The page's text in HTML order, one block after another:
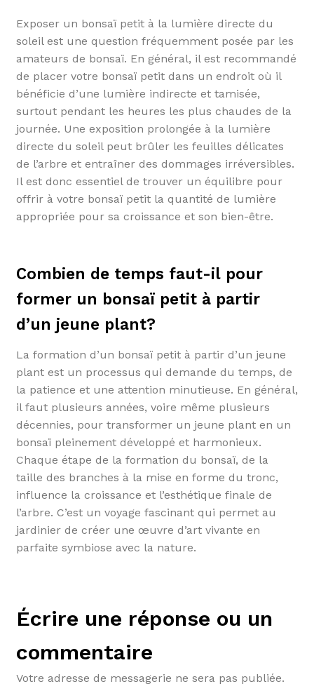
Exposer un bonsaï petit à la lumière directe du
soleil est une question fréquemment posée par les
amateurs de bonsaï. En général, il est recommandé
de placer votre bonsaï petit dans un endroit où il
bénéficie d’une lumière indirecte et tamisée,
surtout pendant les heures les plus chaudes de la
journée. Une exposition prolongée à la lumière
directe du soleil peut brûler les feuilles délicates
de l’arbre et entraîner des dommages irréversibles.
Il est donc essentiel de trouver un équilibre pour
offrir à votre bonsaï petit la quantité de lumière
appropriée pour sa croissance et son bien-être.
Combien de temps faut-il pour
former un bonsaï petit à partir
d’un jeune plant?
La formation d’un bonsaï petit à partir d’un jeune
plant est un processus qui demande du temps, de
la patience et une attention minutieuse. En général,
il faut plusieurs années, voire même plusieurs
décennies, pour transformer un jeune plant en un
bonsaï pleinement développé et harmonieux.
Chaque étape de la formation du bonsaï, de la
taille des branches à la mise en forme du tronc,
influence la croissance et l’esthétique finale de
l’arbre. C’est un voyage fascinant qui permet au
jardinier de créer une œuvre d’art vivante en
parfaite symbiose avec la nature.
Écrire une réponse ou un
commentaire
Votre adresse de messagerie ne sera pas publiée.